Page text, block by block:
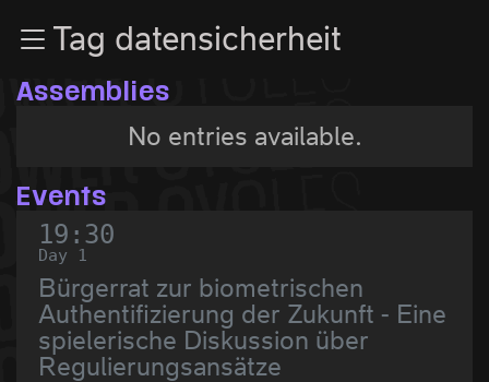
Zum InhaltTag datensicherheit
Assemblies
No entries available.
Events
19:30
Day 1
Bürgerrat zur biometrischen
Authentifizierung der Zukunft - Eine
spielerische Diskussion über
Regulierungsansätze